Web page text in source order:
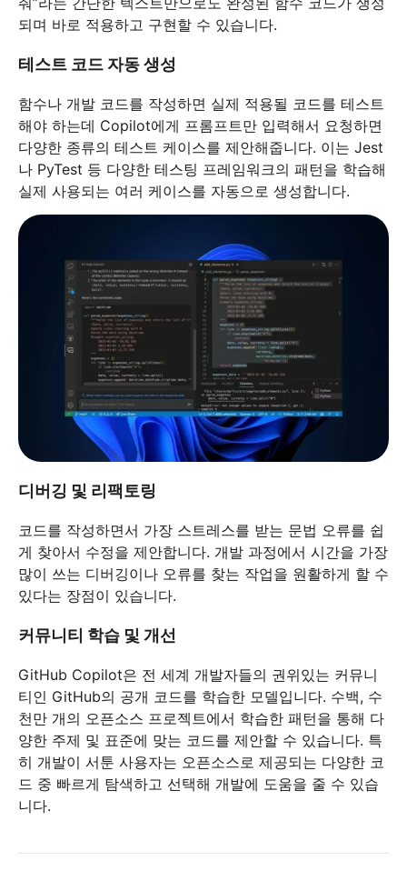
되며 바로 적용하고 구현할 수 있습니다.
테스트 코드 자동 생성
함수나 개발 코드를 작성하면 실제 적용될 코드를 테스트
해야 하는데 Copilot에게 프롬프트만 입력해서 요청하면
다양한 종류의 테스트 케이스를 제안해줍니다. 이는 Jest
나 PyTest 등 다양한 테스팅 프레임워크의 패턴을 학습해
실제 사용되는 여러 케이스를 자동으로 생성합니다.
디버깅 및 리팩토링
코드를 작성하면서 가장 스트레스를 받는 문법 오류를 쉽
게 찾아서 수정을 제안합니다. 개발 과정에서 시간을 가장
많이 쓰는 디버깅이나 오류를 찾는 작업을 원활하게 할 수
있다는 장점이 있습니다.
커뮤니티 학습 및 개선
GitHub Copilot은 전 세계 개발자들의 권위있는 커뮤니
티인 GitHub의 공개 코드를 학습한 모델입니다. 수백, 수
천만 개의 오픈소스 프로젝트에서 학습한 패턴을 통해 다
양한 주제 및 표준에 맞는 코드를 제안할 수 있습니다. 특
히 개발이 서툰 사용자는 오픈소스로 제공되는 다양한 코
드 중 빠르게 탐색하고 선택해 개발에 도움을 줄 수 있습
니다.